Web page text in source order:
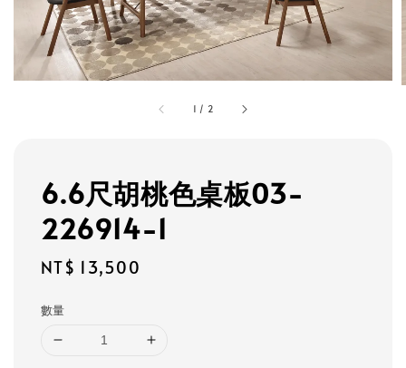
1 / 2
6.6尺胡桃色桌板03-
226914-1
Regular
NT$ 13,500
數量